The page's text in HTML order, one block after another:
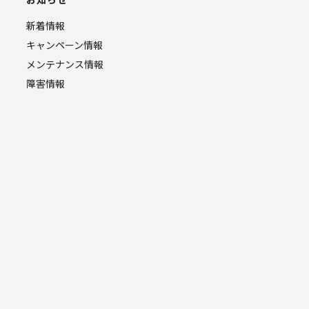
新着情報
キャンペーン情報
メンテナンス情報
障害情報